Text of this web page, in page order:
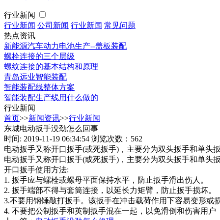
行业新闻
行业新闻 公司新闻 行业新闻 常见问题
热点资讯
新能源汽车动力电池生产--盖板装配
螺栓连接的三个层级
螺纹连接的基本结构和原理
青岛远业智能装配
智能装配线整体方案
智能装配生产线用什么做的
行业新闻
首页>>新闻资讯>>行业新闻
东城电动扳手没劲怎么回事
时间: 2019-11-19 06:34:54 浏览次数：562
电动扳手又称开口扳手(或死扳手)，主要分为双头扳手和单头
电动扳手又称开口扳手(或死扳手)，主要分为双头扳手和单
开口扳手使用方法:
1. 扳手应与螺栓或螺母平面保持水平，防止扳手滑出伤人。
2. 扳手端部不得与套筒连接，以延长力矩臂，防止扳手损坏。
3.不要用钢锤敲打扳手。该扳手在冲击载荷作用下容易变形或
4. 不要把公制扳手和英制扳手混在一起，以免滑倒和伤害用户